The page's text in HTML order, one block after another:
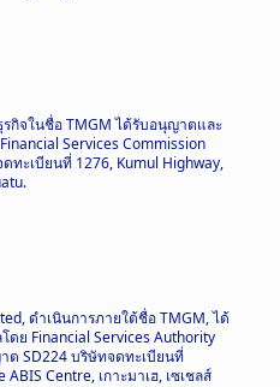
กิจในชื่อ TMGM ได้รับอนุญาตและ
Services Commission
ทะเบียนที่ 1276, Kumul Highway,
ดำเนินการภายใต้ชื่อ TMGM, ได้
ย Financial Services Authority
ต SD224 บริษัทจดทะเบียนที่
Centre, เกาะมาเฮ, เซเชลส์